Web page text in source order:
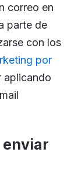
correo en
parte de
con los
por
aplicando
enviar